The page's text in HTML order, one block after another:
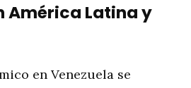
América Latina y
en Venezuela se